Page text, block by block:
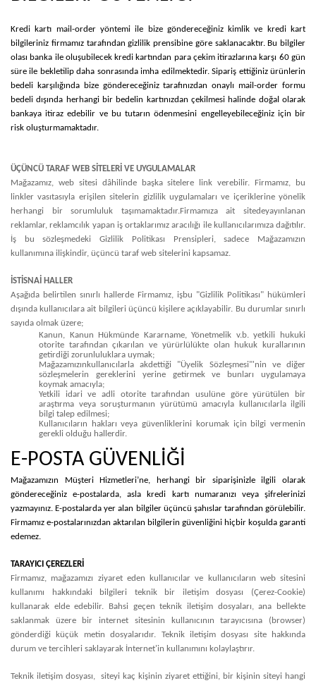
Kredi kartı mail-order yöntemi ile bize göndereceğiniz kimlik ve kredi kart
bilgileriniz firmamız tarafından gizlilik prensibine göre saklanacaktır. Bu bilgiler
olası banka ile oluşubilecek kredi kartından para çekim itirazlarına karşı 60 gün
süre ile bekletilip daha sonrasında imha edilmektedir. Sipariş ettiğiniz ürünlerin
bedeli karşılığında bize göndereceğiniz tarafınızdan onaylı mail-order formu
bedeli dışında herhangi bir bedelin kartınızdan çekilmesi halinde doğal olarak
bankaya itiraz edebilir ve bu tutarın ödenmesini engelleyebileceğiniz için bir
risk oluşturmamaktadır.
ÜÇÜNCÜ TARAF WEB SİTELERİ VE UYGULAMALAR
Mağazamız, web sitesi dâhilinde başka sitelere link verebilir. Firmamız, bu
linkler vasıtasıyla erişilen sitelerin gizlilik uygulamaları ve içeriklerine yönelik
herhangi bir sorumluluk taşımamaktadır.Firmamıza ait sitedeyayınlanan
reklamlar, reklamcılık yapan iş ortaklarımız aracılığı ile kullanıcılarımıza dağıtılır.
İş bu sözleşmedeki Gizlilik Politikası Prensipleri, sadece Mağazamızın
kullanımına ilişkindir, üçüncü taraf web sitelerini kapsamaz.
İSTİSNAİ HALLER
Aşağıda belirtilen sınırlı hallerde Firmamız, işbu "Gizlilik Politikası" hükümleri
dışında kullanıcılara ait bilgileri üçüncü kişilere açıklayabilir. Bu durumlar sınırlı
sayıda olmak üzere;
Kanun, Kanun Hükmünde Kararname, Yönetmelik v.b. yetkili hukuki
otorite tarafından çıkarılan ve yürürlülükte olan hukuk kurallarının
getirdiği zorunluluklara uymak;
Mağazamızınkullanıcılarla akdettiği "Üyelik Sözleşmesi"'nin ve diğer
sözleşmelerin gereklerini yerine getirmek ve bunları uygulamaya
koymak amacıyla;
Yetkili idari ve adli otorite tarafından usulüne göre yürütülen bir
araştırma veya soruşturmanın yürütümü amacıyla kullanıcılarla ilgili
bilgi talep edilmesi;
Kullanıcıların hakları veya güvenliklerini korumak için bilgi vermenin
gerekli olduğu hallerdir.
E-POSTA GÜVENLİĞİ
Mağazamızın Müşteri Hizmetleri’ne, herhangi bir siparişinizle ilgili olarak
göndereceğiniz e-postalarda, asla kredi kartı numaranızı veya şifrelerinizi
yazmayınız. E-postalarda yer alan bilgiler üçüncü şahıslar tarafından görülebilir.
Firmamız e-postalarınızdan aktarılan bilgilerin güvenliğini hiçbir koşulda garanti
edemez.
TARAYICI ÇEREZLERİ
Firmamız, mağazamızı ziyaret eden kullanıcılar ve kullanıcıların web sitesini
kullanımı hakkındaki bilgileri teknik bir iletişim dosyası (Çerez-Cookie)
kullanarak elde edebilir. Bahsi geçen teknik iletişim dosyaları, ana bellekte
saklanmak üzere bir internet sitesinin kullanıcının tarayıcısına (browser)
gönderdiği küçük metin dosyalarıdır. Teknik iletişim dosyası site hakkında
durum ve tercihleri saklayarak İnternet'in kullanımını kolaylaştırır.
Teknik iletişim dosyası, siteyi kaç kişinin ziyaret ettiğini, bir kişinin siteyi hangi